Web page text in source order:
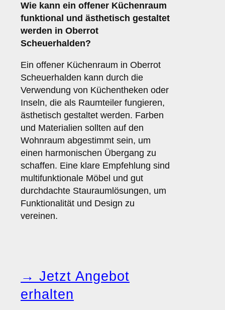
Wie kann ein offener Küchenraum
funktional und ästhetisch gestaltet
werden in Oberrot
Scheuerhalden?
Ein offener Küchenraum in Oberrot
Scheuerhalden kann durch die
Verwendung von Küchentheken oder
Inseln, die als Raumteiler fungieren,
ästhetisch gestaltet werden. Farben
und Materialien sollten auf den
Wohnraum abgestimmt sein, um
einen harmonischen Übergang zu
schaffen. Eine klare Empfehlung sind
multifunktionale Möbel und gut
durchdachte Stauraumlösungen, um
Funktionalität und Design zu
vereinen.
→ Jetzt Angebot
erhalten